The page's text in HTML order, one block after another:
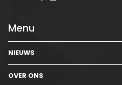
Menu
NIEUWS
OVER ONS